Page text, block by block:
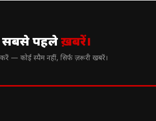
सबसे पहलेख़बरें।
— कोई स्पैम नहीं, सिर्फ ज़रूरी खबरें।